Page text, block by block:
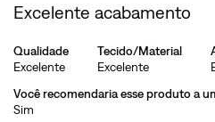
Excelente acabamento
Qualidade
Excelente
Tecido/Material
Excelente
Você recomendaria esse produto a
Sim